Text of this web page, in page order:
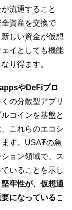
流通すること
資産を交換で
しい資金が仮想
イとしても機能
なり得ます。
やDeFiプロ
の分散型アプリ
コインを基盤と
これらのエコシ
す。USA₮の急
ョン領域で、ス
いることを示し
牢性が、仮想通
になっているこ